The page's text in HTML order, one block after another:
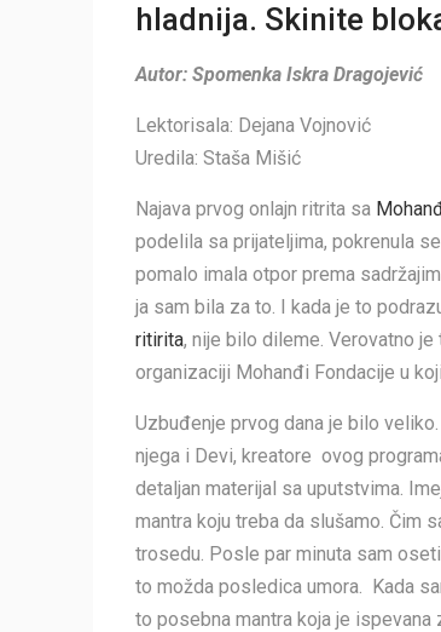
hladnija. Skinite
Autor: Spomenka Iskra Dragojević
Lektorisala: Dejana Vojnović
Uredila: Staša Mišić
Najava prvog onlajn ritrita sa
podelila sa prijateljima, pokrenula
pomalo imala otpor prema
ja sam bila za to. I kada je to
ritirita, nije bilo dileme. Verovatno
organizaciji Mohanđi Fondacije u
Uzbuđenje prvog dana je bilo
njega i Devi, kreatore ovog
detaljan materijal sa uputstvima.
mantra koju treba da slušamo. Čim
trosedu. Posle par minuta sam
to možda posledica umora. Kada
to posebna mantra koja je ispevana